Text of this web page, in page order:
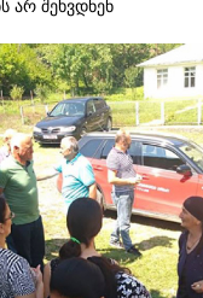
არ შეხვდნენ